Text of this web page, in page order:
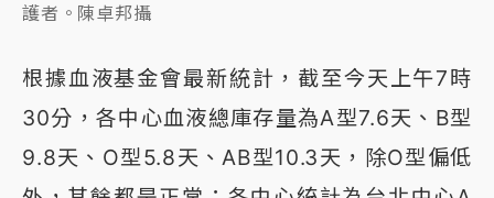
護者。陳卓邦攝
根據血液基金會最新統計，截至今天上午7時
30分，各中心血液總庫存量為A型7.6天、B型
9.8天、O型5.8天、AB型10.3天，除O型偏低